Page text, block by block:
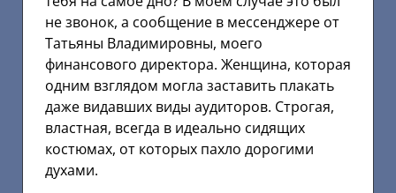
не звонок, а сообщение в мессенджере от
Татьяны Владимировны, моего
финансового директора. Женщина, которая
одним взглядом могла заставить плакать
даже видавших виды аудиторов. Строгая,
властная, всегда в идеально сидящих
костюмах, от которых пахло дорогими
духами.